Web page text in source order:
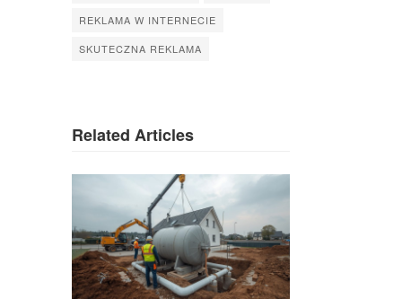
REKLAMA W INTERNECIE
SKUTECZNA REKLAMA
Related Articles